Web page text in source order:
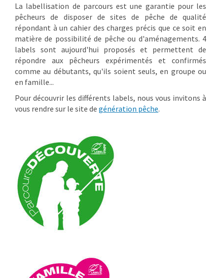
La labellisation de parcours est une garantie pour les
pêcheurs de disposer de sites de pêche de qualité
répondant à un cahier des charges précis que ce soit en
matière de possibilité de pêche ou d'aménagements. 4
labels sont aujourd'hui proposés et permettent de
répondre aux pêcheurs expérimentés et confirmés
comme au débutants, qu'ils soient seuls, en groupe ou
en famille...
Pour découvrir les différents labels, nous vous invitons à
vous rendre sur le site de génération pêche.